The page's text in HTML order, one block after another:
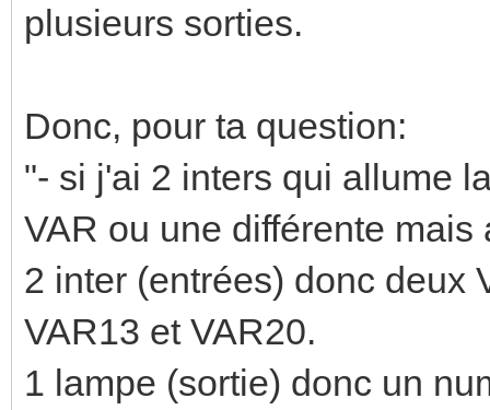
plusieurs sorties.
Donc, pour ta question:
"- si j'ai 2 inters qui allume
VAR ou une différente
2 inter (entrées) donc deux
VAR13 et VAR20.
1 lampe (sortie) donc un